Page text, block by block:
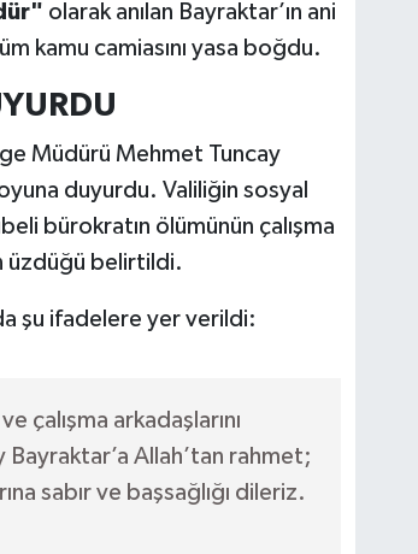
olarak anılan Bayraktar’ın ani
kamu camiasını yasa boğdu.
Müdürü Mehmet Tuncay
duyurdu. Valiliğin sosyal
bürokratın ölümünün çalışma
üzdüğü belirtildi.
şu ifadelere yer verildi:
çalışma arkadaşlarını
Allah’tan rahmet;
sabır ve başsağlığı dileriz.